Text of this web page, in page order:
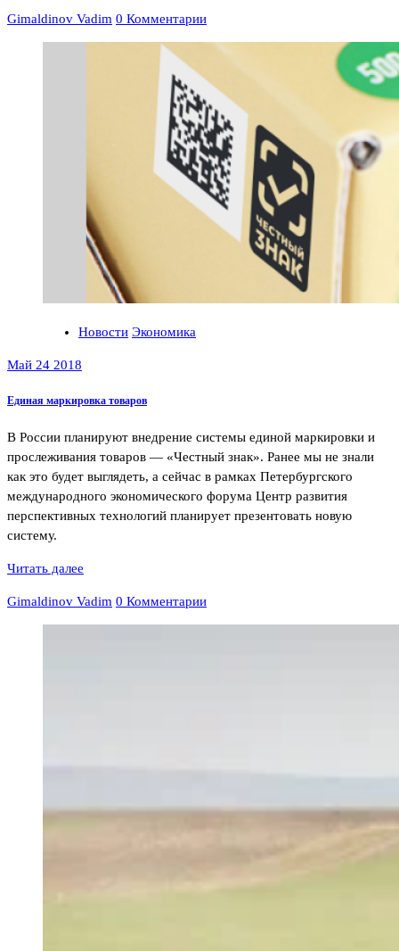
Gimaldinov Vadim 0 Комментарии
Новости Экономика
Май 24 2018
Единая маркировка товаров
В России планируют внедрение системы единой маркировки и
прослеживания товаров — «Честный знак». Ранее мы не знали
как это будет выглядеть, а сейчас в рамках Петербургского
международного экономического форума Центр развития
перспективных технологий планирует презентовать новую
систему.
Читать далее
Gimaldinov Vadim 0 Комментарии